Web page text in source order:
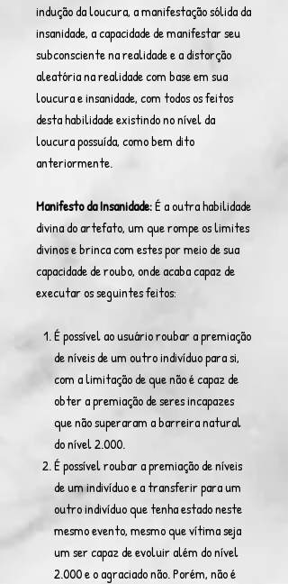
indução da loucura, a manifestação sólida da
insanidade, a capacidade de manifestar seu
subconsciente na realidade e a distorção
aleatória na realidade com base em sua
loucura e insanidade, com todos os feitos
desta habilidade existindo no nível da
loucura possuída, como bem dito
anteriormente.
Manifesto da Insanidade:É a outra habilidade
divina do artefato, um que rompe os limites
divinos e brinca com estes por meio de sua
capacidade de roubo, onde acaba capaz de
executar os seguintes feitos:
É possível ao usuário roubar a premiação
de níveis de um outro indivíduo para si,
com a limitação de que não é capaz de
obter a premiação de seres incapazes
que não superaram a barreira natural
do nível 2.000.
É possível roubar a premiação de níveis
de um indivíduo e a transferir para um
outro indivíduo que tenha estado neste
mesmo evento, mesmo que vítima seja
um ser capaz de evoluir além do nível
2.000 e o agraciado não. Porém, não é